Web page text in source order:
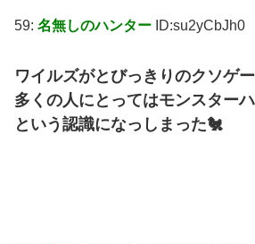
59: 名無しのハンター ID:su2yCbJh0
ワイルズがとびっきりのクソゲ
多くの人にとってはモンスター
という認識になっしまった🐔